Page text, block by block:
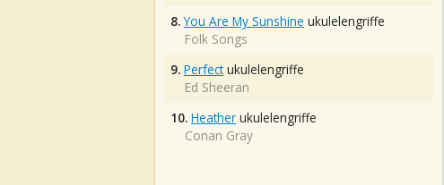
8. You Are My Sunshine ukulelengriffe
Folk Songs
9. Perfectukulelengriffe
Ed Sheeran
10. Heather ukulelengriffe
Conan Gray